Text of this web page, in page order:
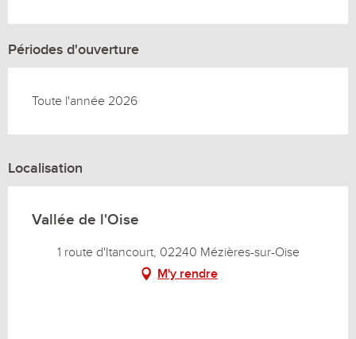
Périodes d'ouverture
Toute l'année 2026
Localisation
Vallée de l'Oise
1 route d'Itancourt, 02240 Mézières-sur-Oise
M'y rendre